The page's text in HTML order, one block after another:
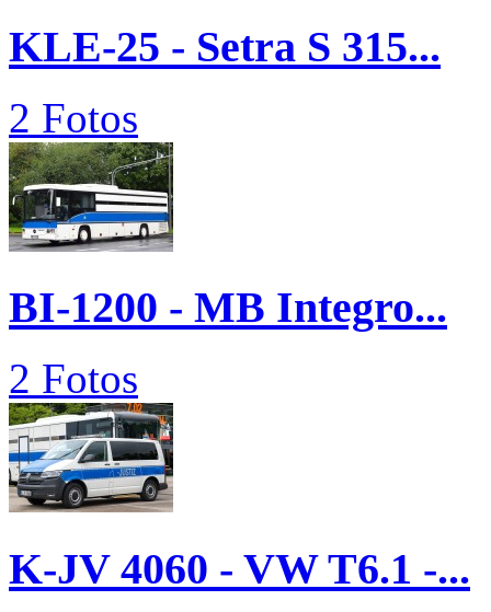
KLE-25 - Setra S 315...
2 Fotos
BI-1200 - MB Integro...
2 Fotos
K-JV 4060 - VW T6.1 -...